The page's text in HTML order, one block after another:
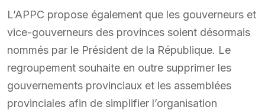
L’APPC propose également que les gouverneurs et
vice-gouverneurs des provinces soient désormais
nommés par le Président de la République. Le
regroupement souhaite en outre supprimer les
gouvernements provinciaux et les assemblées
provinciales afin de simplifier l’organisation